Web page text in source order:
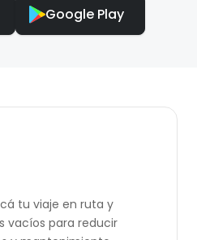
Google Play
tu viaje en ruta y
vacíos para reducir